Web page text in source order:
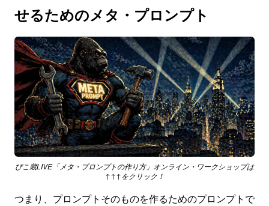
せるためのメタ・プロンプト
ぴこ蔵LIVE「メタ・プロンプトの作り方」オンライン・ワークショップは
↑↑↑をクリック！
つまり、プロンプトそのものを作るためのプロンプトで